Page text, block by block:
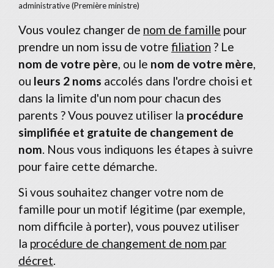
administrative (Première ministre)
Vous voulez changer de nom de famille pour
prendre un nom issu de votre filiation ? Le
nom de votre père, ou le nom de votre mère,
ou leurs 2 noms accolés dans l'ordre choisi et
dans la limite d'un nom pour chacun des
parents ? Vous pouvez utiliser la procédure
simplifiée et gratuite de changement de
nom. Nous vous indiquons les étapes à suivre
pour faire cette démarche.
Si vous souhaitez changer votre nom de
famille pour un motif légitime (par exemple,
nom difficile à porter), vous pouvez utiliser
la procédure de changement de nom par
décret.